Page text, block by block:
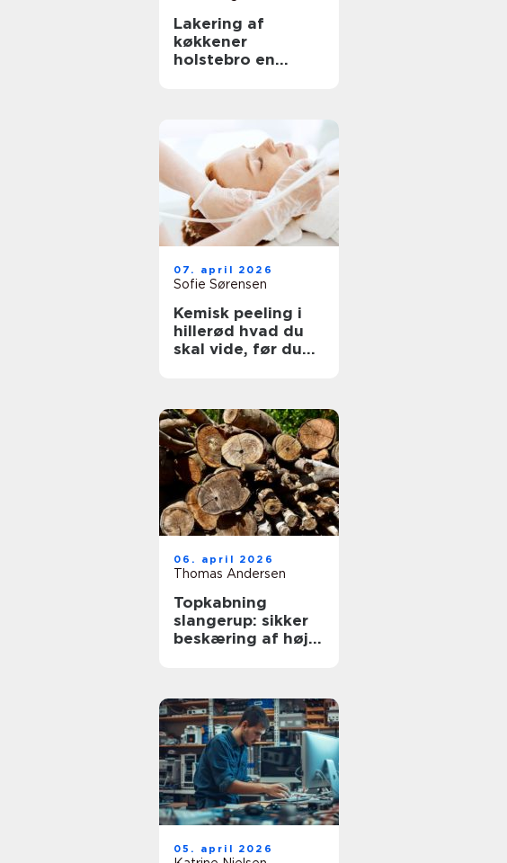
Lakering af
køkkener
holstebro en
07. april 2026
Sofie Sørensen
Kemisk peeling i
hillerød hvad du
skal vide, før du
06. april 2026
Thomas Andersen
Topkabning
slangerup: sikker
beskæring af høje
05. april 2026